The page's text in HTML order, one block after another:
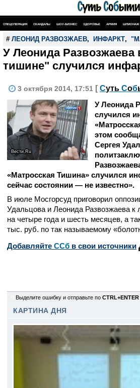
СПЕЦОПЕРАЦИЯ СКАНДАЛЫ ШОУ-БИЗНЕС ЗДОРОВЬЕ АРМИЯ ШПИОНАЖ
# ЛЕОНИД РАЗВОЗЖАЕВ, ИНФАРКТ,
У Леонида Развозжаева
тишине" случился
3 октября 2014, 17:51 [ Суть Соб
Вести.Ru
У Леонида
случился
этом
Сергея
«Матросская Тишина» случился
сейчас состоянии — не известно».
В июле Мосгорсуд приговорил
Удальцова и Леонида Развозжаева
на четыре года и шесть месяцев, а
тыс. руб. по так называемому
Добавляйте CСб в свои источники
Выделите ошибку и отправьте по CTRL+ENTER
КАРТИНА ДНЯ